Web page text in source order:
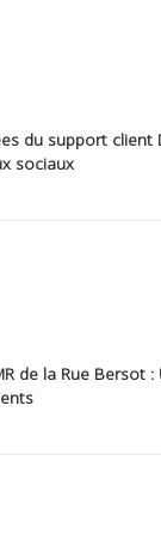
du support client
sociaux
de la Rue Bersot